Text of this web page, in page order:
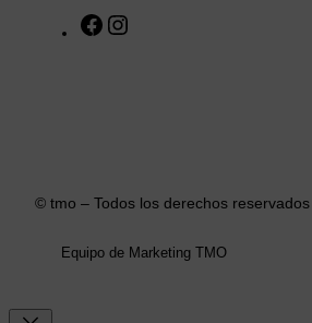
F
m
© tmo – Todos los derechos reservados
Equipo de Marketing TMO